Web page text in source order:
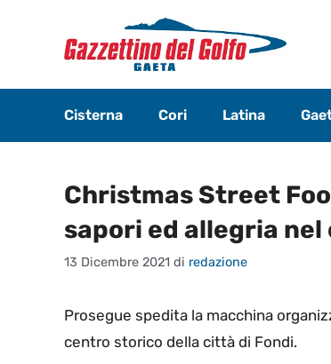
contenuto
Cisterna Cori Latina
Christmas Street
sapori ed allegria
13 Dicembre 2021 di redazione
Prosegue spedita la macchina
centro storico della città di Fondi.